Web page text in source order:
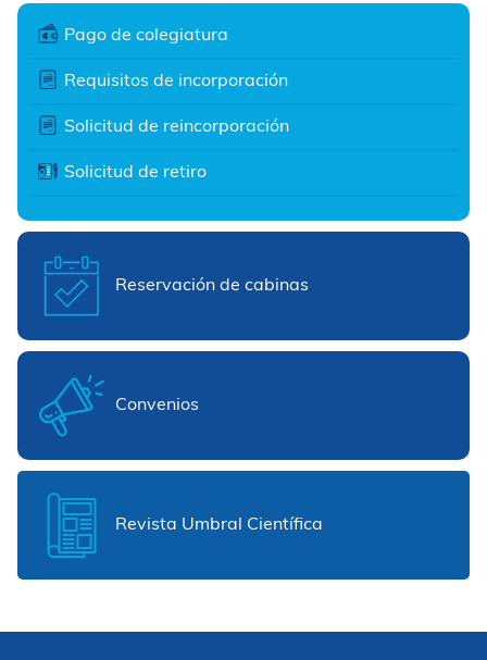
Pago de colegiatura
Requisitos de incorporación
Solicitud de reincorporación
Solicitud de retiro
Reservación de cabinas
Convenios
Revista Umbral Científica